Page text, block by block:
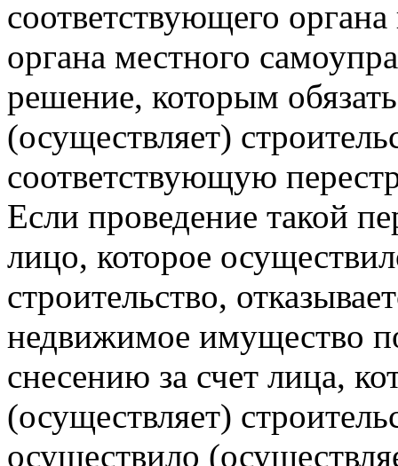
соответствующего
органа местного
решение, которым
(осуществляет)
соответствующую
Если проведение такой
лицо, которое
строительство,
недвижимое имущество
снесению за счет лица,
(осуществляет)
осуществило